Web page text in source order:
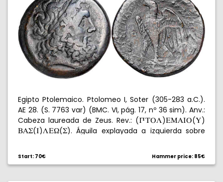
Egipto Ptolemaico. Ptolomeo I, Soter (305-283 a.C.).
AE 28. (S. 7763 var) (BMC. VI, pág. 17, nº 36 sim). Anv.:
Cabeza laureada de Zeus. Rev.: (RXPL)EMAIP(Y)
BAW(I)LE[(W). Águila explayada a izquierda sobre
Start: 70€ Hammer price: 85€